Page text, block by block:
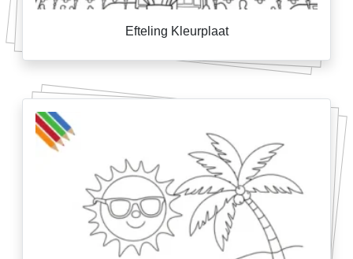
Efteling Kleurplaat